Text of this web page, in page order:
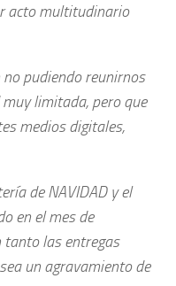
acto multitudinario
pudiendo reunirnos
limitada, pero que
medios digitales,
de NAVIDAD y el
en el mes de
tanto las entregas
un agravamiento de